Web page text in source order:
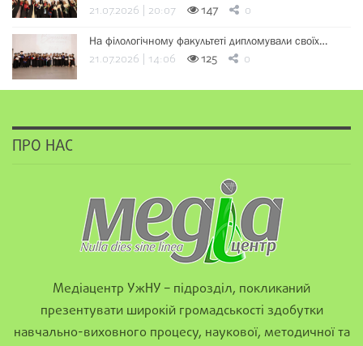
21.07.2026 | 20:07 147 0
На філологічному факультеті дипломували своїх…
21.07.2026 | 14:06 125 0
ПРО НАС
Медіацентр УжНУ – підрозділ, покликаний
презентувати широкій громадськості здобутки
навчально-виховного процесу, наукової, методичної та